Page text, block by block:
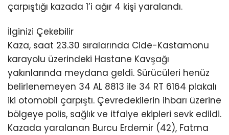
çarpıştığı kazada 1’i ağır 4 kişi yaralandı.
İlginizi Çekebilir
Kaza, saat 23.30 sıralarında Cide-Kastamonu
karayolu üzerindeki Hastane Kavşağı
yakınlarında meydana geldi. Sürücüleri henüz
belirlenemeyen 34 AL 8813 ile 34 RT 6164 plakalı
iki otomobil çarpıştı. Çevredekilerin ihbarı üzerine
bölgeye polis, sağlık ve itfaiye ekipleri sevk edildi.
Kazada yaralanan Burcu Erdemir (42), Fatma